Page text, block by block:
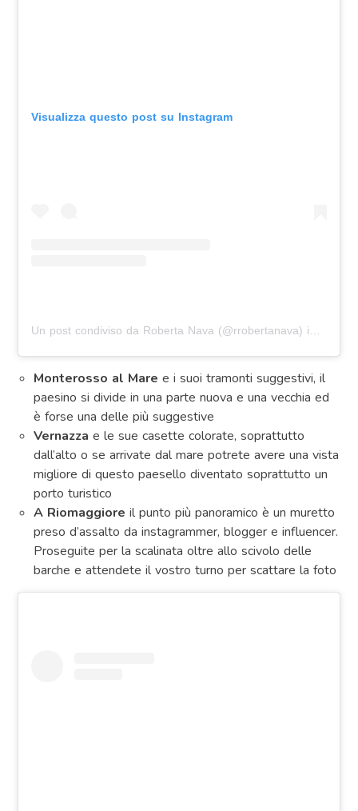
Visualizza questo post su Instagram
Un post condiviso da Roberta Nava (@rrobertanava) in data:
Monterosso al Mare e i suoi tramonti suggestivi, il
paesino si divide in una parte nuova e una vecchia ed
è forse una delle più suggestive
Vernazza e le sue casette colorate, soprattutto
dall’alto o se arrivate dal mare potrete avere una vista
migliore di questo paesello diventato soprattutto un
porto turistico
A Riomaggiore il punto più panoramico è un muretto
preso d’assalto da instagrammer, blogger e influencer.
Proseguite per la scalinata oltre allo scivolo delle
barche e attendete il vostro turno per scattare la foto